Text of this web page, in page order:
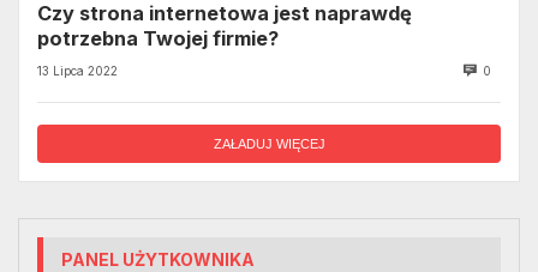
Czy strona internetowa jest naprawdę
potrzebna Twojej firmie?
13 Lipca 2022 0
ZAŁADUJ WIĘCEJ
PANEL UŻYTKOWNIKA